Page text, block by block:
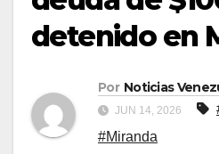
detenido en
Por Noticias
JUN 14, 2026
#Miranda